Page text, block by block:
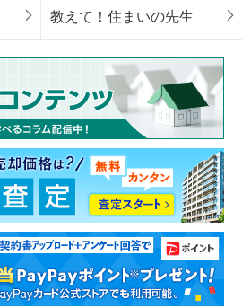
教えて！住まいの先生